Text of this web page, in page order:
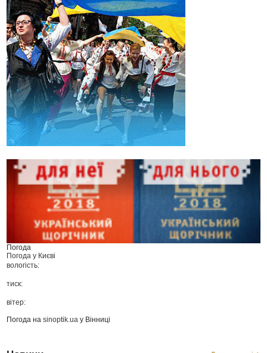
Погода
Погода у Києві
вологість:
тиск:
вітер:
Погода наsinoptik.ua у Вінниці